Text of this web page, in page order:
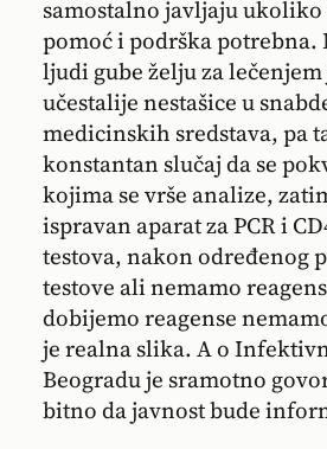
samostalno javljaju ukoliko
pomoć i podrška potrebna.
ljudi gube želju za lečenjem
učestalije nestašice u
medicinskih sredstava, pa
konstantan slučaj da se
kojima se vrše analize,
ispravan aparat za PCR i
testova, nakon određenog
testove ali nemamo
dobijemo reagense
je realna slika. A o
Beogradu je sramotno
bitno da javnost bude